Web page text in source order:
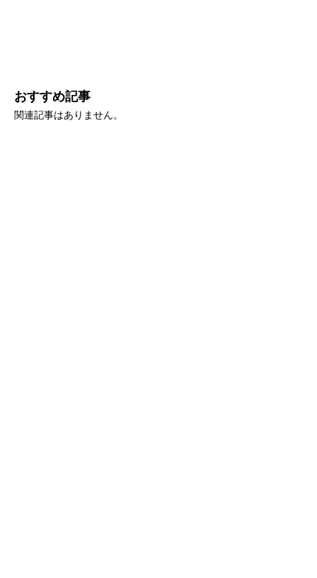
おすすめ記事
関連記事はありません。